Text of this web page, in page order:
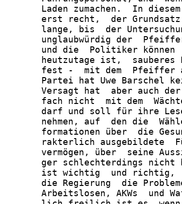
Laden zumachen.  In
erst recht,  der
lange, bis  der
unglaubwürdig der
und die  Politiker können
heutzutage ist,  sauberes
fest -  mit dem  Pfeiffer
Partei hat Uwe Barschel
Versagt hat  aber auch
fach nicht  mit dem
darf und soll für ihre
nehmen, auf  den die
formationen über  die
rakterlich ausgebildete
vermögen, über  seine
ger schlechterdings nicht
ist wichtig  und richtig,
die Regierung  die
Arbeitslosen, AKWs  und